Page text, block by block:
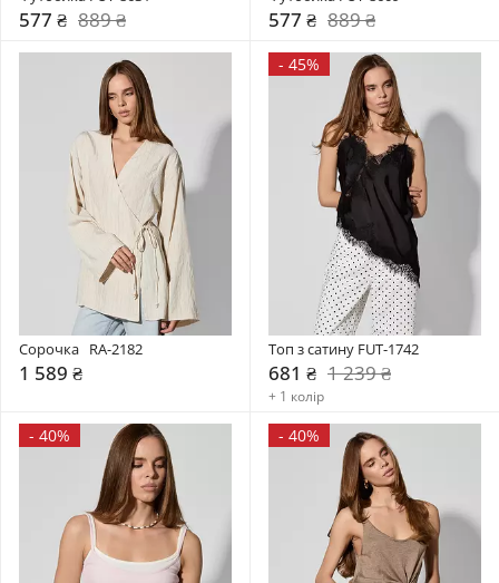
577 ₴ 889 ₴ 577 ₴ 889 ₴
Сорочка   RA-2182
1 589 ₴
- 45%
Топ з сатину FUT-1742
681 ₴ 1 239 ₴
+ 1 колір
- 40% - 40%